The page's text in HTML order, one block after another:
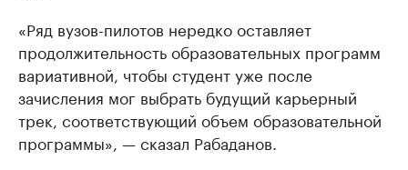
«Ряд вузов-пилотов нередко оставляет
продолжительность образовательных программ
вариативной, чтобы студент уже после
зачисления мог выбрать будущий карьерный
трек, соответствующий объем образовательной
программы», — сказал Рабаданов.